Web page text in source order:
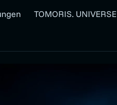
TOMORIS. UNIVERSE